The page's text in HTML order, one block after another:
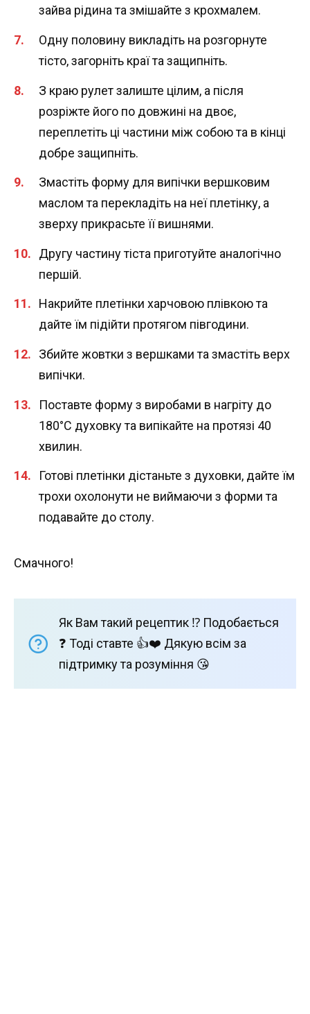
зайва рідина та змішайте з крохмалем.
Одну половину викладіть на розгорнуте
тісто, загорніть краї та защипніть.
З краю рулет залиште цілим, а після
розріжте його по довжині на двоє,
переплетіть ці частини між собою та в кінці
добре защипніть.
Змастіть форму для випічки вершковим
маслом та перекладіть на неї плетінку, а
зверху прикрасьте її вишнями.
Другу частину тіста приготуйте аналогічно
першій.
Накрийте плетінки харчовою плівкою та
дайте їм підійти протягом півгодини.
Збийте жовтки з вершками та змастіть верх
випічки.
Поставте форму з виробами в нагріту до
180°С духовку та випікайте на протязі 40
хвилин.
Готові плетінки дістаньте з духовки, дайте їм
трохи охолонути не виймаючи з форми та
подавайте до столу.
Смачного!
Як Вам такий рецептик ⁉️ Подобається
❓ Тоді ставте 👍❤️ Дякую всім за
підтримку та розуміння 😘